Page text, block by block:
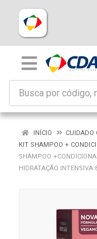
INÍCIO
CUIDADO
KIT SHAMPOO +
SHAMPOO
HIDRATAÇÃO INTENSIVA